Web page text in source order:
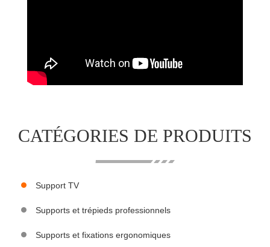
CATÉGORIES DE PRODUITS
Support TV
Supports et trépieds professionnels
Supports et fixations ergonomiques